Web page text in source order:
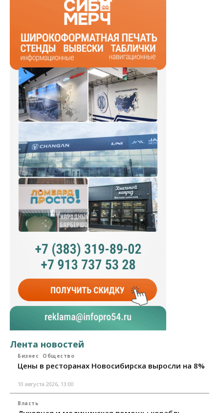
Лента новостей
Бизнес Общество
Цены в ресторанах Новосибирска выросли на 8%
10 августа 2026, 13:00
Власть